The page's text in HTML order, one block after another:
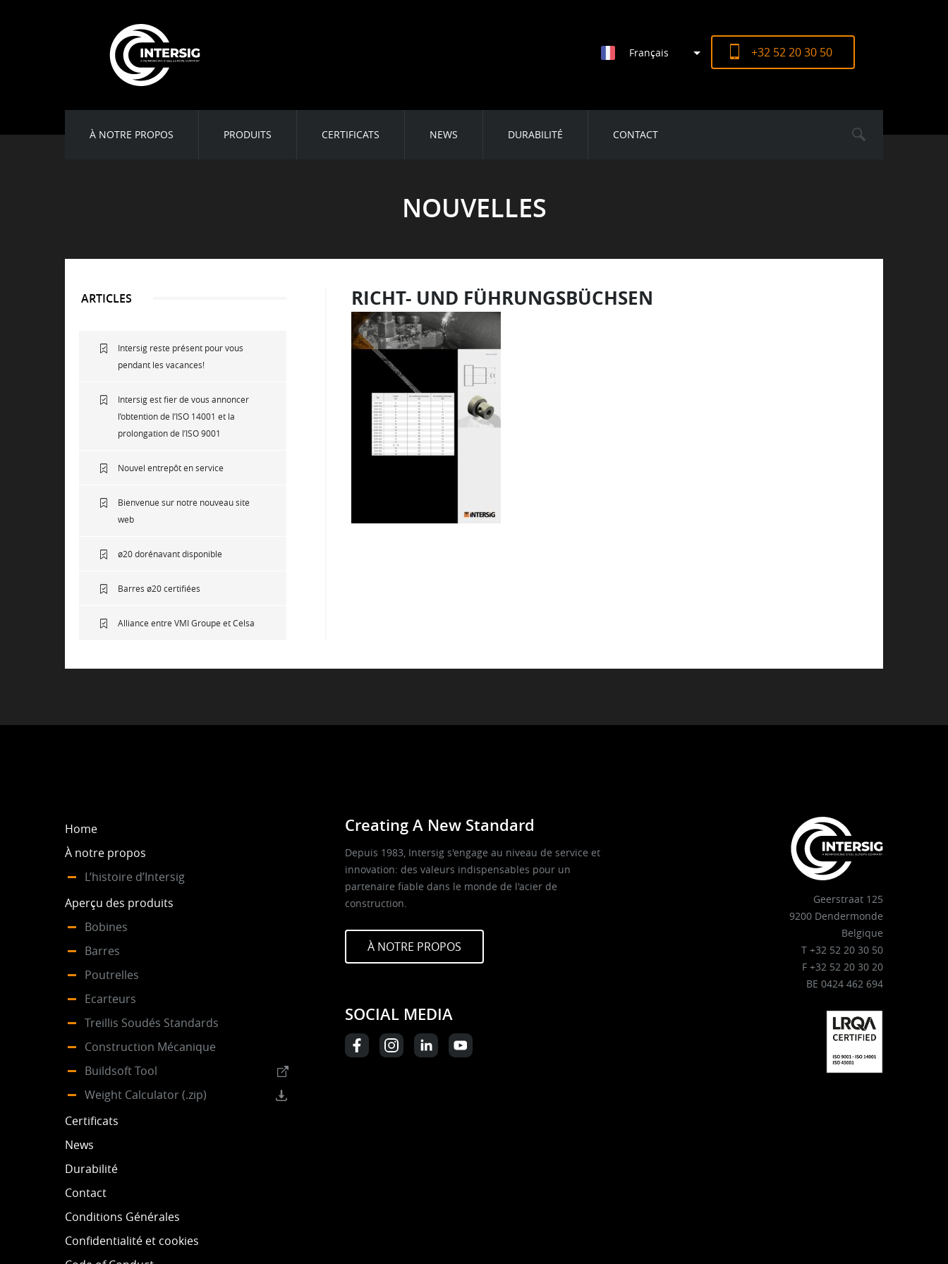
+32 52 20 30 50
Français
À NOTRE PROPOS PRODUITS CERTIFICATS NEWS DURABILITÉ CONTACT
NOUVELLES
ARTICLES
Intersig reste présent pour vous
pendant les vacances!
Intersig est fier de vous annoncer
l’obtention de l’ISO 14001 et la
prolongation de l’ISO 9001
Nouvel entrepôt en service
Bienvenue sur notre nouveau site
web
ø20 dorénavant disponible
Barres ø20 certifiées
Alliance entre VMI Groupe et Celsa
RICHT- UND FÜHRUNGSBÜCHSEN
Home
À notre propos
L’histoire d’Intersig
Aperçu des produits
Bobines
Barres
Poutrelles
Ecarteurs
Treillis Soudés Standards
Construction Mécanique
Buildsoft Tool
Weight Calculator (.zip)
Certificats
News
Durabilité
Contact
Conditions Générales
Confidentialité et cookies
Creating A New Standard
Depuis 1983, Intersig s'engage au niveau de service et
innovation: des valeurs indispensables pour un
partenaire fiable dans le monde de l'acier de
construction.
À NOTRE PROPOS
SOCIAL MEDIA
Geerstraat 125
9200 Dendermonde
Belgique
T +32 52 20 30 50
F +32 52 20 30 20
BE 0424 462 694